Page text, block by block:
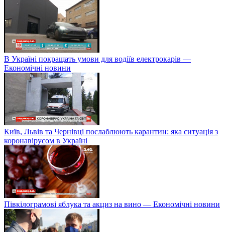
В Україні покращать умови для водіїв електрокарів —
Економічні новини
Київ, Львів та Чернівці послаблюють карантин: яка ситуація з
коронавірусом в Україні
Півкілограмові яблука та акциз на вино — Економічні новини